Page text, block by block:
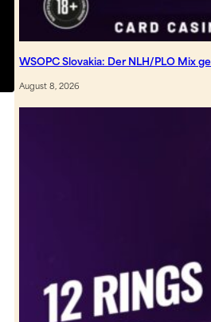
WSOPC Slovakia: Der NLH/PLO Mix
August 8, 2026